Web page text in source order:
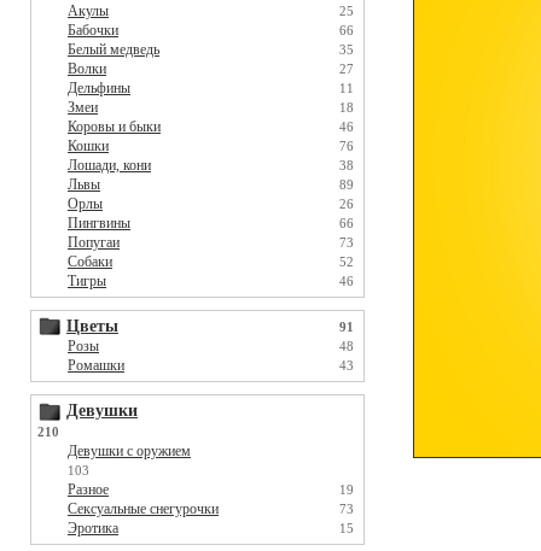
Акулы 25
Бабочки 66
Белый медведь 35
Волки 27
Дельфины 11
Змеи 18
Коровы и быки 46
Кошки 76
Лошади, кони 38
Львы 89
Орлы 26
Пингвины 66
Попугаи 73
Собаки 52
Тигры 46
Цветы 91
Розы 48
Ромашки 43
Девушки
210
Девушки с оружием
103
Разное 19
Сексуальные снегурочки 73
Эротика 15